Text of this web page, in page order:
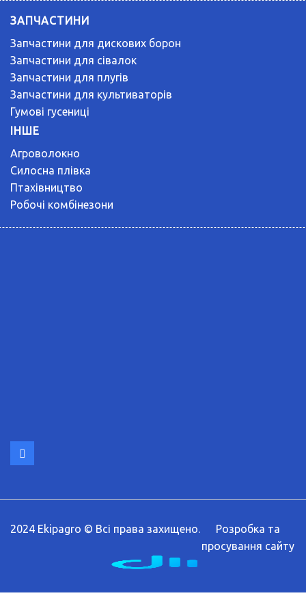
ЗАПЧАСТИНИ
Запчастини для дискових борон
Запчастини для сівалок
Запчастини для плугів
Запчастини для культиваторів
Гумові гусениці
ІНШЕ
Агроволокно
Силосна плівка
Птахівництво
Робочі комбінезони
2024 Ekipagro © Всі права захищено.
Розробка та
просування сайту